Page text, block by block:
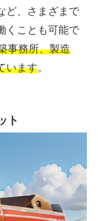
ど、さまざまで
くことも可能で
事務所、製造
います。
ト